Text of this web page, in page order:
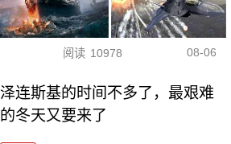
阅读 10978 08-06
泽连斯基的时间不多了，最艰难
的冬天又要来了